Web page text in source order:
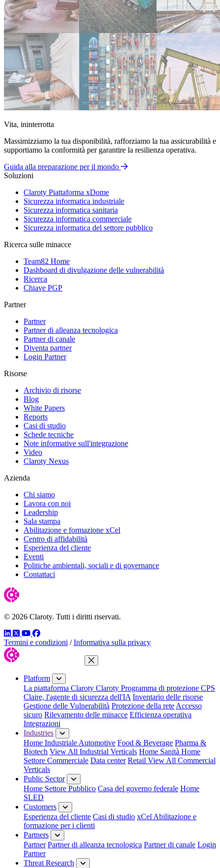
Vita, ininterrotta
Massimizziamo la tua disponibilità, rafforziamo la tua assicurabilità e
supportiamo la conformità per garantire la resilienza operativa.
Guida alla preparazione per il mondo
Soluzioni
Claroty Piattaforma xDome
Sicurezza informatica industriale
Sicurezza informatica sanitaria
Sicurezza informatica commerciale
Sicurezza informatica del settore pubblico
Ricerca sulle minacce
Team82 Home
Dashboard di divulgazione delle vulnerabilità
Ricerca
Chiave PGP
Partner
Partner
Partner di alleanza tecnologica
Partner di canale
Diventa partner
Login Partner
Risorse
Archivio di risorse
Blog
White Papers
Reports
Casi di studio
Schede tecniche
Note informative sull'integrazione
Video
Claroty Nexus
Azienda
Chi siamo
Lavora con noi
Leadership
Sala stampa
Abilitazione e formazione xCel
Centro di affidabilità
Esperienza del cliente
Eventi
Politiche ambientali, sociali e di governance
Contattaci
© 2026 Claroty. Tutti i diritti riservati.
LinkedIn
TwitterYouTube
Facebook
Termini e condizioni / Informativa sulla privacy
Close Menu
Platform
La piattaforma Claroty Claroty Programma di protezione CPS
Claire, l'agente di sicurezza dell'IA Inventario delle risorse
Gestione delle Vulnerabilità Protezione della rete Accesso
sicuro Rilevamento delle minacce Efficienza operativa
Integrazioni
Industries
Home Industriale Automotive Food & Beverage Pharma &
Biotech View All Industrial Verticals Home Sanità Home
Settore Commerciale Data center Retail View All Commercial
Verticals
Public Sector
Home Settore Pubblico Casa del governo federale Home
SLED
Customers
Esperienza del cliente Casi di studio xCel Abilitazione e
formazione per i clienti
Partners
Partner Partner di alleanza tecnologica Partner di canale Login
Partner
Threat Research